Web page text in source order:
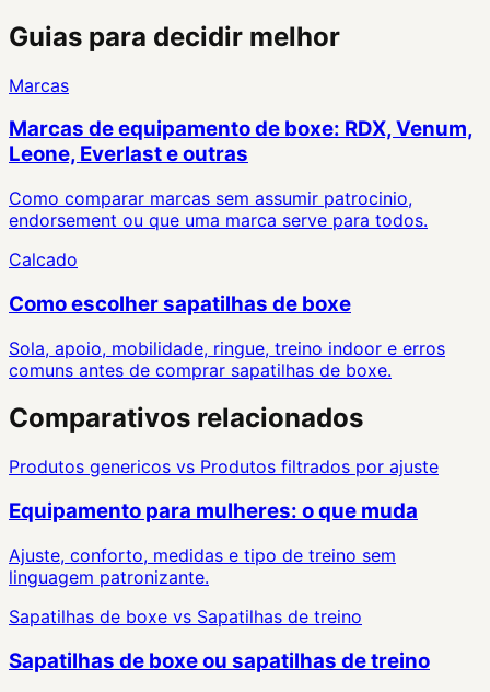
Guias para decidir melhor
Marcas
Marcas de equipamento de boxe: RDX, Venum,
Leone, Everlast e outras
Como comparar marcas sem assumir patrocinio,
endorsement ou que uma marca serve para todos.
Calcado
Como escolher sapatilhas de boxe
Sola, apoio, mobilidade, ringue, treino indoor e erros
comuns antes de comprar sapatilhas de boxe.
Comparativos relacionados
Produtos genericos vs Produtos filtrados por ajuste
Equipamento para mulheres: o que muda
Ajuste, conforto, medidas e tipo de treino sem
linguagem patronizante.
Sapatilhas de boxe vs Sapatilhas de treino
Sapatilhas de boxe ou sapatilhas de treino